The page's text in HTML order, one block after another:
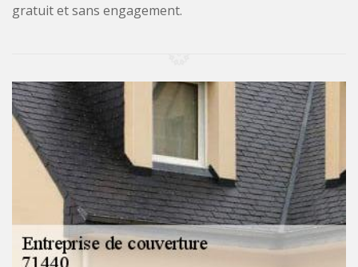
gratuit et sans engagement.